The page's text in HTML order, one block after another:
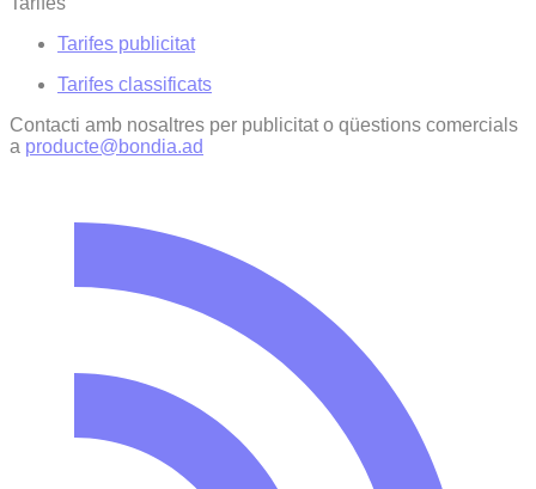
Tarifes publicitat
Tarifes classificats
Contacti amb nosaltres per publicitat o qüestions comercials
a producte@bondia.ad